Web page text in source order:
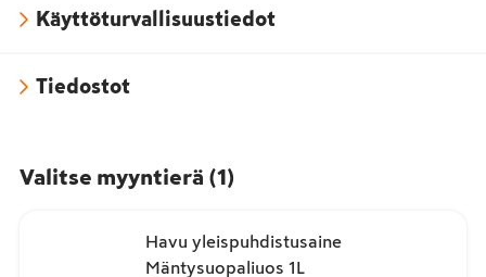
Käyttöturvallisuustiedot
Tiedostot
Valitse myyntierä (1)
Havu yleispuhdistusaine
Mäntysuopaliuos 1L